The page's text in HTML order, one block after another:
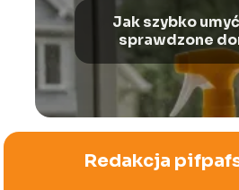
Jak szybko
sprawdzone
sposoby
Redakcja